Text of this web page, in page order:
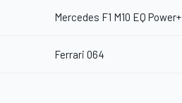
Mercedes F1 M10 EQ Power+
Ferrari 064